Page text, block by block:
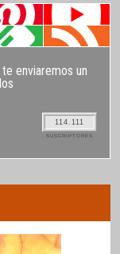
enviaremos un
114.111
SUSCRIPTORES